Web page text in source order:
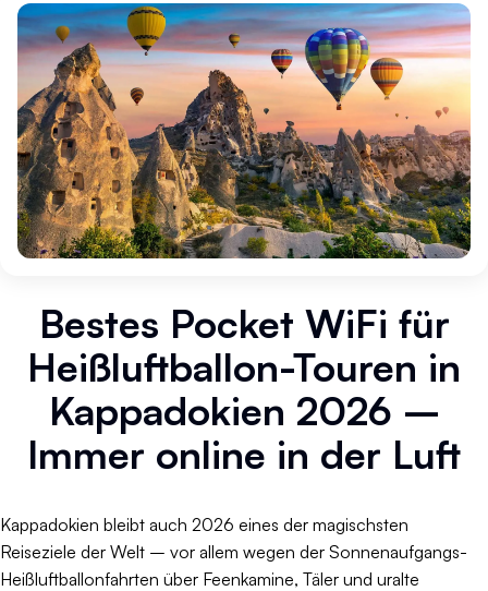
Bestes Pocket WiFi für
Heißluftballon-Touren in
Kappadokien 2026 –
Immer online in der Luft
Kappadokien bleibt auch 2026 eines der magischsten
Reiseziele der Welt – vor allem wegen der Sonnenaufgangs-
Heißluftballonfahrten über Feenkamine, Täler und uralte